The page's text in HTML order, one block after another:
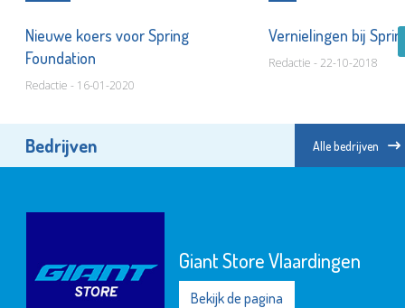
Nieuwe koers voor Spring
Foundation
Redactie - 16-01-2020
Vernielingen bij
Redactie - 22-10-2018
Bedrijven Alle bedrijven
Giant Store Vlaardingen
Bekijk de pagina